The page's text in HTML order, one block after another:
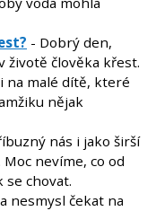
- Dobrý den,
životě člověka křest.
na malé dítě, které
nějak
nás i jako širší
nevíme, co od
chovat.
nesmysl čekat na